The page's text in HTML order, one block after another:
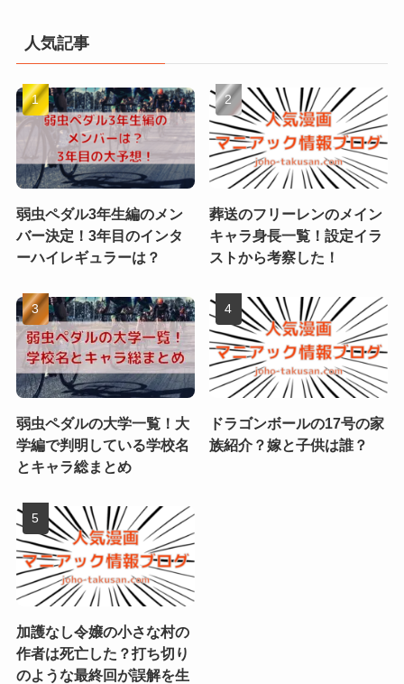
人気記事
弱虫ペダル3年生編のメン
バー決定！3年目のインタ
ーハイレギュラーは？
葬送のフリーレンのメイン
キャラ身長一覧！設定イラ
ストから考察した！
弱虫ペダルの大学一覧！大
学編で判明している学校名
とキャラ総まとめ
ドラゴンボールの17号の家
族紹介？嫁と子供は誰？
加護なし令嬢の小さな村の
作者は死亡した？打ち切り
のような最終回が誤解を生